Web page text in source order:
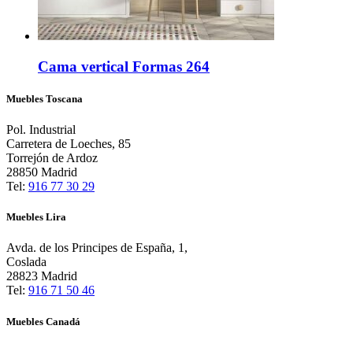
Cama vertical Formas 264
Muebles Toscana
Pol. Industrial
Carretera de Loeches, 85
Torrejón de Ardoz
28850 Madrid
Tel: 916 77 30 29
Muebles Lira
Avda. de los Principes de España, 1,
Coslada
28823 Madrid
Tel: 916 71 50 46
Muebles Canadá